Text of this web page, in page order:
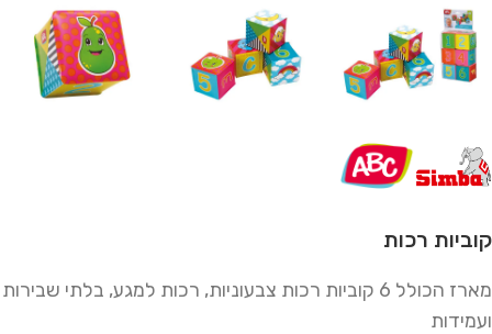
קוביות רכות
מארז הכולל 6 קוביות רכות צבעוניות, רכות למגע, בלתי שבירות
ועמידות